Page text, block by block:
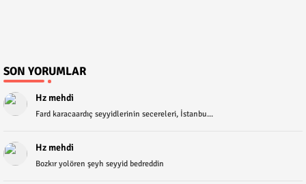
SON YORUMLAR
Hz mehdi
Fard karacaardıç seyyidlerinin secereleri, İstanbu...
Hz mehdi
Bozkır yolören şeyh seyyid bedreddin